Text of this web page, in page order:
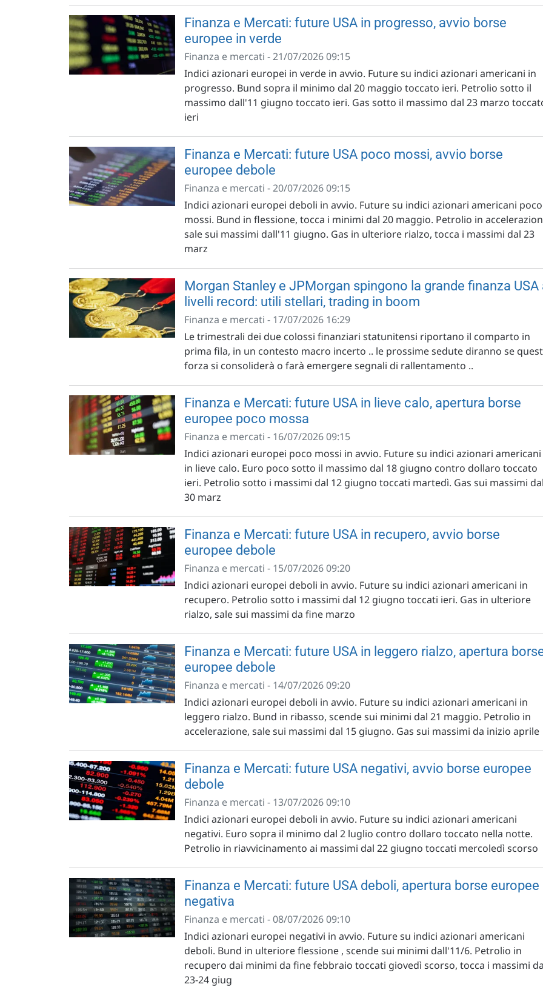
Finanza e Mercati: future USA in progresso, avvio borse
europee in verde
Finanza e mercati - 21/07/2026 09:15
Indici azionari europei in verde in avvio. Future su indici azionari americani in
progresso. Bund sopra il minimo dal 20 maggio toccato ieri. Petrolio sotto il
massimo dall'11 giugno toccato ieri. Gas sotto il massimo dal 23 marzo
ieri
Finanza e Mercati: future USA poco mossi, avvio borse
europee debole
Finanza e mercati - 20/07/2026 09:15
Indici azionari europei deboli in avvio. Future su indici azionari americani poco
mossi. Bund in flessione, tocca i minimi dal 20 maggio. Petrolio in
sale sui massimi dall'11 giugno. Gas in ulteriore rialzo, tocca i massimi dal 23
marz
Morgan Stanley e JPMorgan spingono la grande finanza USA
livelli record: utili stellari, trading in boom
Finanza e mercati - 17/07/2026 16:29
Le trimestrali dei due colossi finanziari statunitensi riportano il comparto in
prima fila, in un contesto macro incerto .. le prossime sedute diranno se
forza si consoliderà o farà emergere segnali di rallentamento ..
Finanza e Mercati: future USA in lieve calo, apertura borse
europee poco mossa
Finanza e mercati - 16/07/2026 09:15
Indici azionari europei poco mossi in avvio. Future su indici azionari americani
in lieve calo. Euro poco sotto il massimo dal 18 giugno contro dollaro toccato
ieri. Petrolio sotto i massimi dal 12 giugno toccati martedì. Gas sui massimi
30 marz
Finanza e Mercati: future USA in recupero, avvio borse
europee debole
Finanza e mercati - 15/07/2026 09:20
Indici azionari europei deboli in avvio. Future su indici azionari americani in
recupero. Petrolio sotto i massimi dal 12 giugno toccati ieri. Gas in ulteriore
rialzo, sale sui massimi da fine marzo
Finanza e Mercati: future USA in leggero rialzo, apertura
europee debole
Finanza e mercati - 14/07/2026 09:20
Indici azionari europei deboli in avvio. Future su indici azionari americani in
leggero rialzo. Bund in ribasso, scende sui minimi dal 21 maggio. Petrolio in
accelerazione, sale sui massimi dal 15 giugno. Gas sui massimi da inizio aprile
Finanza e Mercati: future USA negativi, avvio borse europee
debole
Finanza e mercati - 13/07/2026 09:10
Indici azionari europei deboli in avvio. Future su indici azionari americani
negativi. Euro sopra il minimo dal 2 luglio contro dollaro toccato nella notte.
Petrolio in riavvicinamento ai massimi dal 22 giugno toccati mercoledì scorso
Finanza e Mercati: future USA deboli, apertura borse europee
negativa
Finanza e mercati - 08/07/2026 09:10
Indici azionari europei negativi in avvio. Future su indici azionari americani
deboli. Bund in ulteriore flessione , scende sui minimi dall'11/6. Petrolio in
recupero dai minimi da fine febbraio toccati giovedì scorso, tocca i massimi
23-24 giug